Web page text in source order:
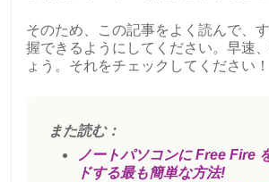
そのため、この記事をよく読んで、
握できるようにしてください。早速
ょう。それをチェックしてください！
また読む：
ノートパソコンに Free Fire
ドする最も簡単な方法!